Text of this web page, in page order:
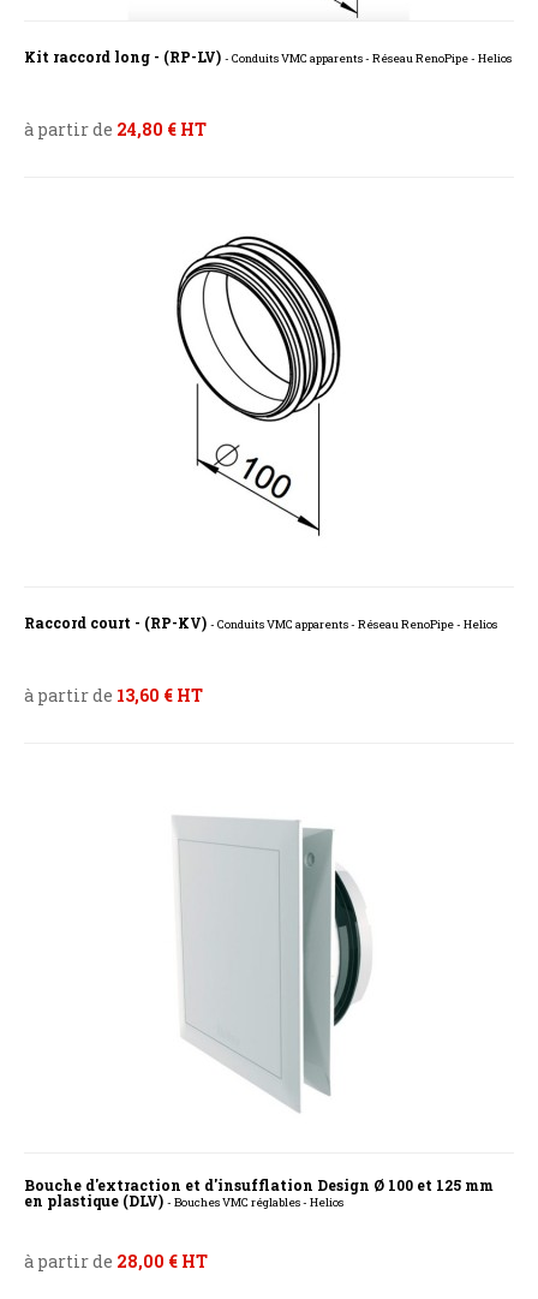
Kit raccord long - (RP-LV) - Conduits VMC apparents - Réseau RenoPipe - Helios
à partir de 24,80 € HT
Raccord court - (RP-KV) - Conduits VMC apparents - Réseau RenoPipe - Helios
à partir de 13,60 € HT
Bouche d'extraction et d'insufflation Design Ø 100 et 125 mm
en plastique (DLV) - Bouches VMC réglables - Helios
à partir de 28,00 € HT